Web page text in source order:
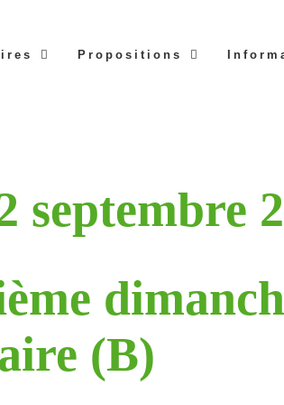
Propositions
septembre
(B)